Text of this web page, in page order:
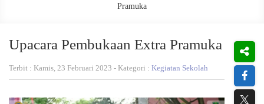
Pramuka
Upacara Pembukaan Extra Pramuka
Terbit : Kamis, 23 Februari 2023 - Kategori : Kegiatan Sekolah